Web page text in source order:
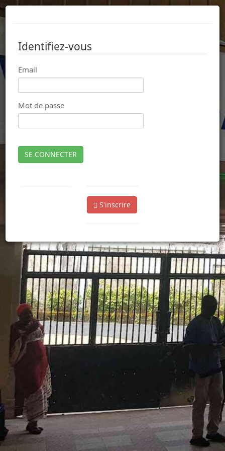
Identifiez-vous
Email
Mot de passe
SE CONNECTER
S'inscrire